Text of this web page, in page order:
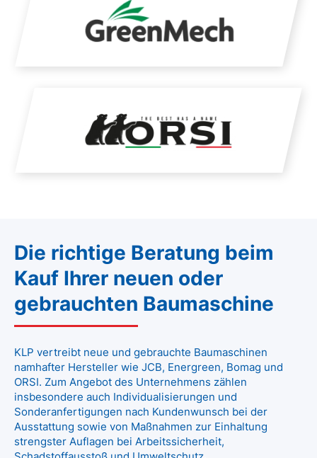
Die richtige Beratung beim
Kauf Ihrer neuen oder
gebrauchten Baumaschine
KLP vertreibt neue und gebrauchte Baumaschinen
namhafter Hersteller wie JCB, Energreen, Bomag und
ORSI. Zum Angebot des Unternehmens zählen
insbesondere auch Individualisierungen und
Sonderanfertigungen nach Kundenwunsch bei der
Ausstattung sowie von Maßnahmen zur Einhaltung
strengster Auflagen bei Arbeitssicherheit,